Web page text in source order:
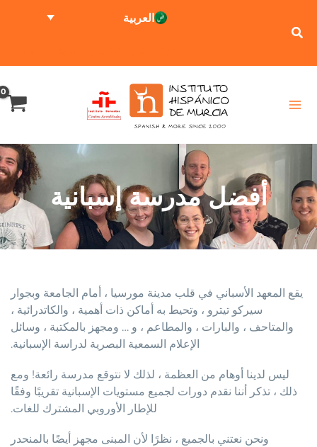
العربية
أفضل مدرسة إسبانية
يقع المعهد الأسباني في قلب مدينة مورسيا ، أمام الجامعة وبجوار
سيركو تيترو ، وتحيط به أماكن ذات أهمية ، والكاتدرائية ،
والمتاحف ، والبارات ، والمطاعم ، و … ومجهز بالمكتبة ، وسائل
الإعلام السمعية البصرية لدراسة الإسبانية.
ليس لدينا أوهام من العظمة ، لذلك لا نتوقع مدرسة رائعة! ومع
ذلك ، تذكر أننا نقدم دورات لجميع مستويات الإسبانية تقريبًا وفقًا
للإطار الأوروبي المشترك للغات.
ونحن نعتني بالجميع ، نظرًا لأن المبنى مجهز أيضًا بالمنحدر